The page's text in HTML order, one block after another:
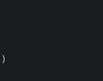
)